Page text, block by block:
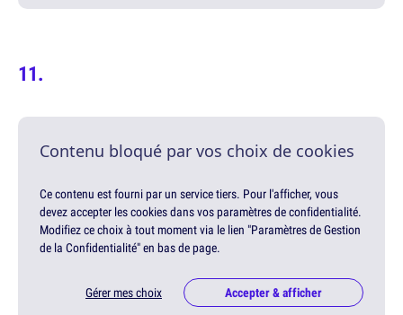
Contenu bloqué par vos choix de cookies
Ce contenu est fourni par un service tiers. Pour l'afficher, vous
devez accepter les cookies dans vos paramètres de confidentialité.
Modifiez ce choix à tout moment via le lien "Paramètres de Gestion
de la Confidentialité" en bas de page.
Gérer mes choix Accepter & afficher